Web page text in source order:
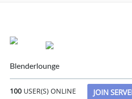
Blenderlounge
100USER(S) ONLINE JOIN